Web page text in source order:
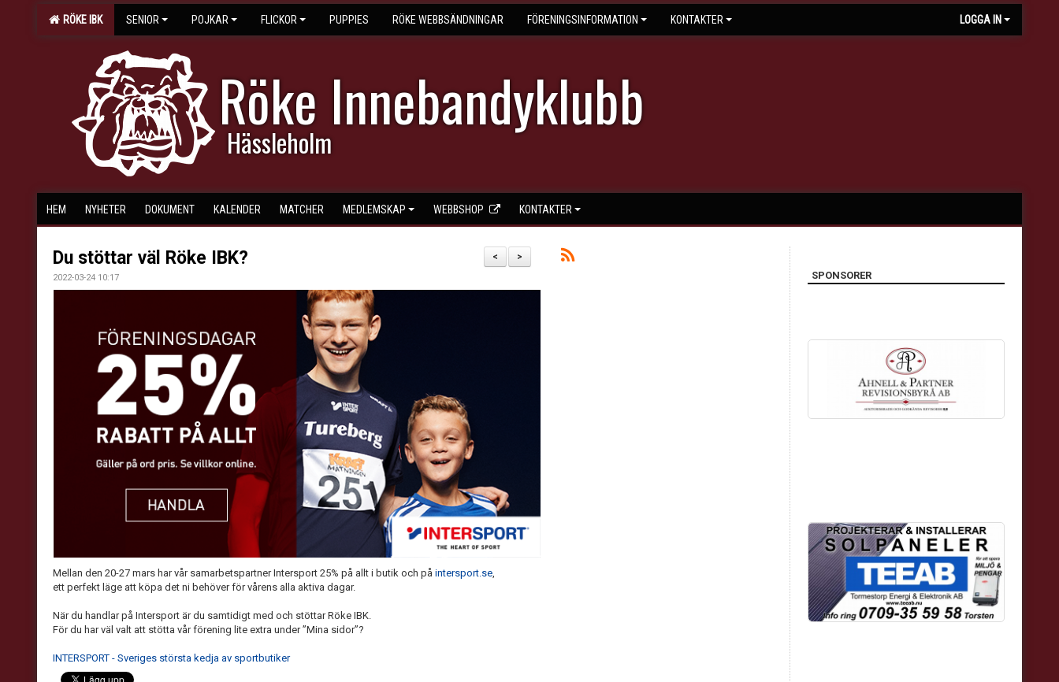
RÖKE IBK SENIOR POJKAR FLICKOR PUPPIES RÖKE WEBBSÄNDNINGAR FÖRENINGSINFORMATION KONTAKTER LOGGA IN
Röke Innebandyklubb
Hässleholm
HEM NYHETER DOKUMENT KALENDER MATCHER MEDLEMSKAP WEBBSHOP KONTAKTER
>
<
Du stöttar väl Röke IBK?
2022-03-24 10:17
Mellan den 20-27 mars har vår samarbetspartner Intersport 25% på allt i butik och på intersport.se,
ett perfekt läge att köpa det ni behöver för vårens alla aktiva dagar.
När du handlar på Intersport är du samtidigt med och stöttar Röke IBK.
För du har väl valt att stötta vår förening lite extra under ”Mina sidor”?
INTERSPORT - Sveriges största kedja av sportbutiker
SPONSORER